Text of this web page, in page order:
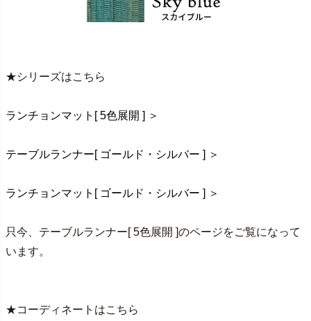
★シリーズはこちら
ランチョンマット[ 5色展開 ] ＞
テーブルランナー[ ゴールド・シルバー ] ＞
ランチョンマット[ ゴールド・シルバー ] ＞
只今、テーブルランナー[ 5色展開 ]のページをご覧になって
います。
★コーディネートはこちら